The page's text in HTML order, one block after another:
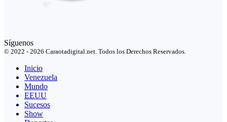
Síguenos
© 2022 - 2026 Caraotadigital.net. Todos los Derechos Reservados.
Inicio
Venezuela
Mundo
EEUU
Sucesos
Show